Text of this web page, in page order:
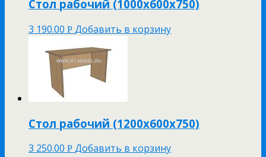
Стол рабочий (1000х600х750)
3 190.00 Р Добавить в корзину
Стол рабочий (1200х600х750)
3 250.00 Р Добавить в корзину